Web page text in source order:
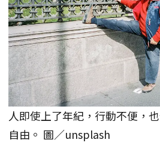
人即使上了年紀，行動不便，
自由。 圖／unsplash